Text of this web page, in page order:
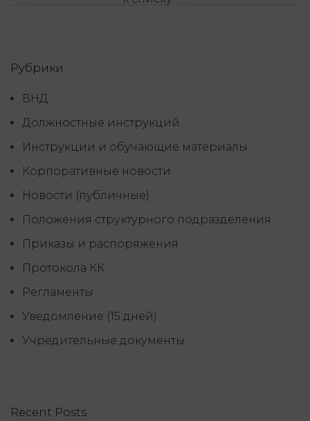
Рубрики
ВНД
Должностные инструкций
Инструкции и обучающие материалы
Корпоративные новости
Новости (публичные)
Положения структурного подразделения
Приказы и распоряжения
Протокола КК
Регламенты
Уведомление (15 дней)
Учредительные документы
Recent Posts